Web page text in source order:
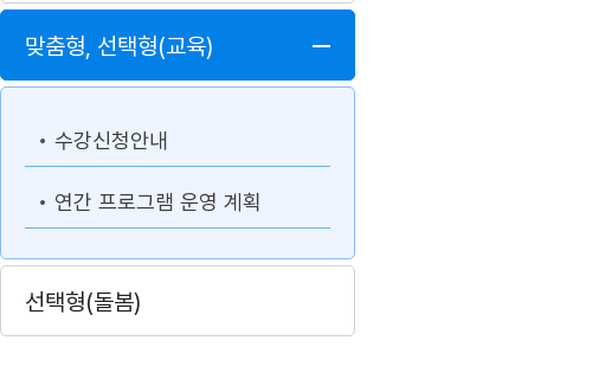
맞춤형, 선택형(교육)
수강신청안내
연간 프로그램 운영 계획
선택형(돌봄)